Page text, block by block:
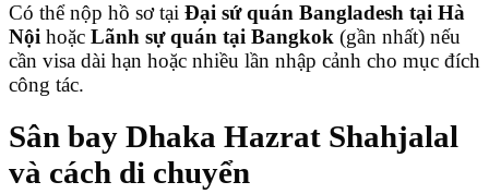
Có thể nộp hồ sơ tại Đại sứ quán Bangladesh tại Hà
Nội hoặc Lãnh sự quán tại Bangkok (gần nhất) nếu
cần visa dài hạn hoặc nhiều lần nhập cảnh cho mục đích
công tác.
Sân bay Dhaka Hazrat Shahjalal
và cách di chuyển